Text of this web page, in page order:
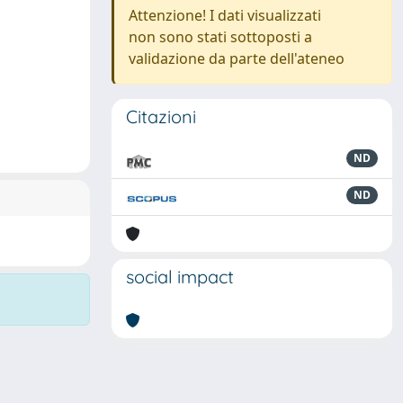
Attenzione! I dati visualizzati
non sono stati sottoposti a
validazione da parte dell'ateneo
Citazioni
ND
ND
social impact